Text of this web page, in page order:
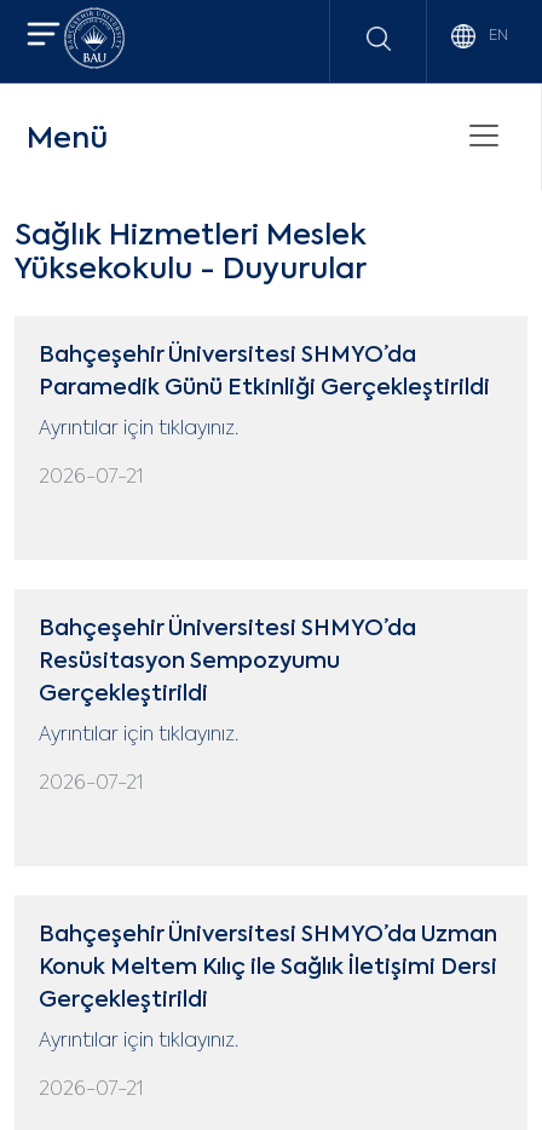
EN
Menü
Sağlık Hizmetleri Meslek
Yüksekokulu - Duyurular
Bahçeşehir Üniversitesi SHMYO’da
Paramedik Günü Etkinliği Gerçekleştirildi
Ayrıntılar için tıklayınız.
2026-07-21
Bahçeşehir Üniversitesi SHMYO’da
Resüsitasyon Sempozyumu
Gerçekleştirildi
Ayrıntılar için tıklayınız.
2026-07-21
Bahçeşehir Üniversitesi SHMYO’da Uzman
Konuk Meltem Kılıç ile Sağlık İletişimi Dersi
Gerçekleştirildi
Ayrıntılar için tıklayınız.
2026-07-21